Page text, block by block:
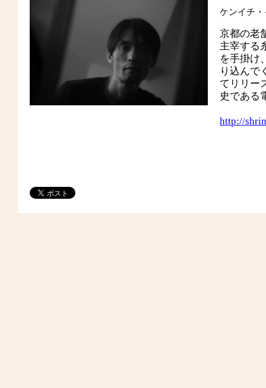
ケンイチ
京都の老
主宰する
を手掛け
り込んで
てリリー
史である
http://